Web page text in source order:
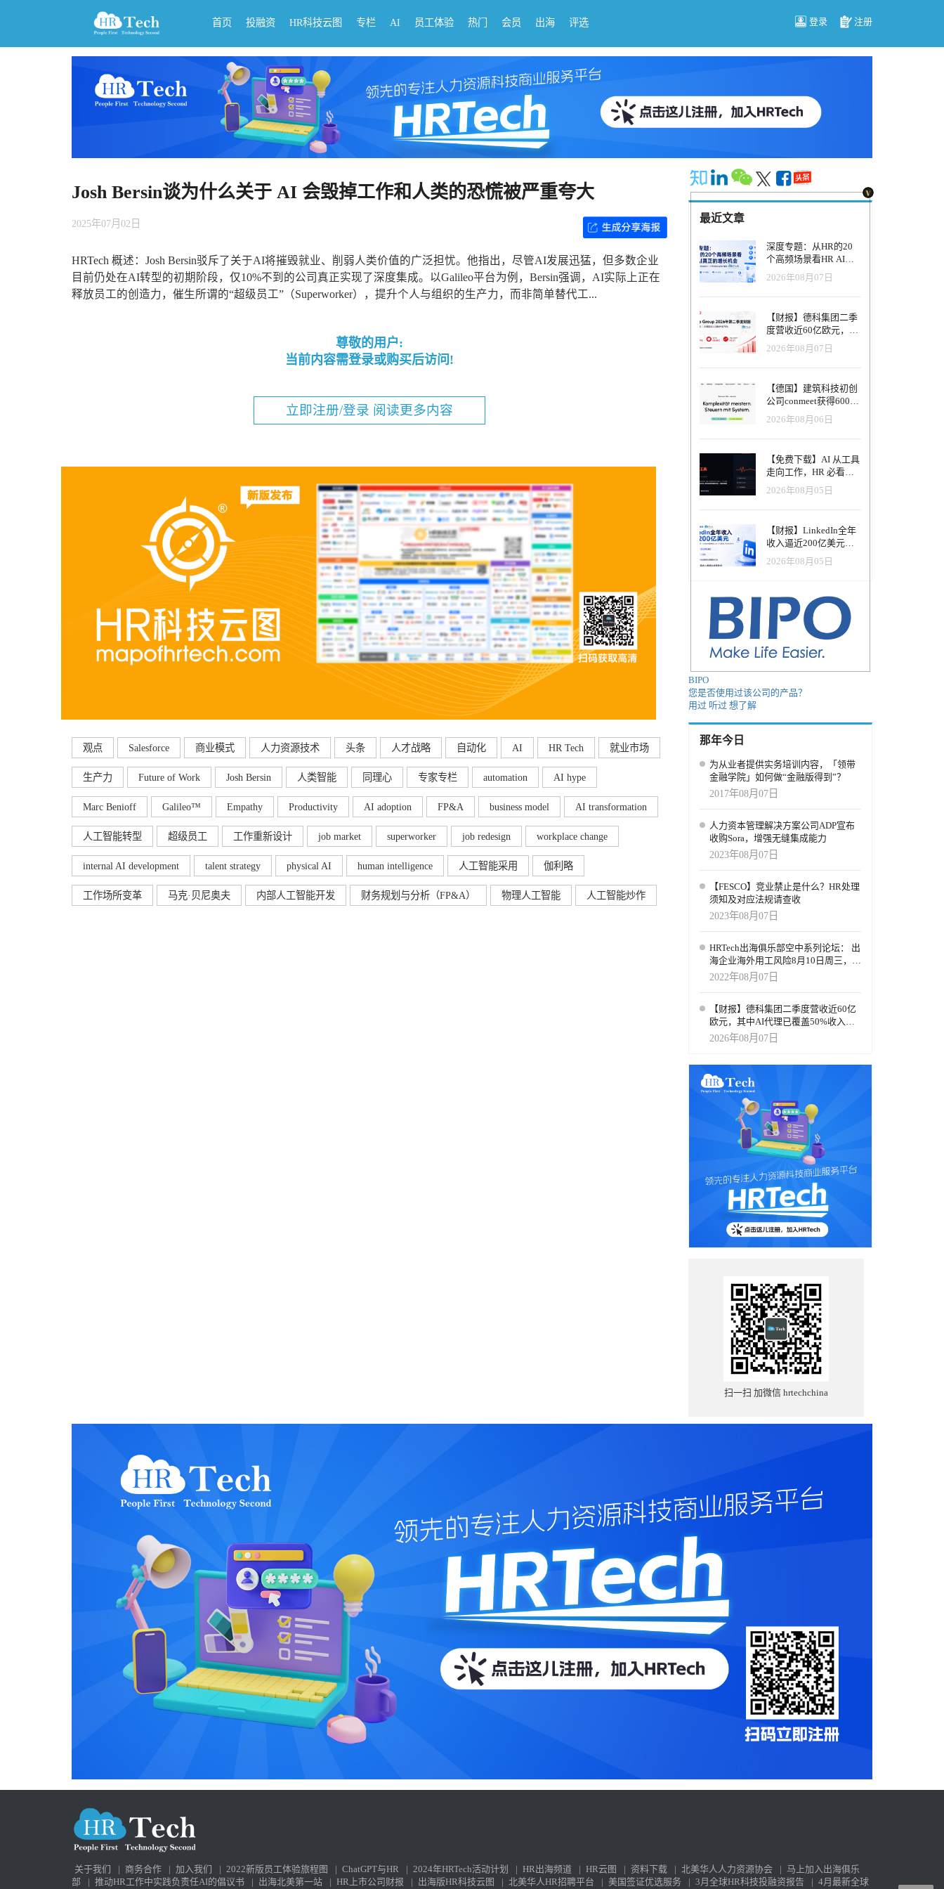
首页 投融资 HR科技云图 专栏 AI 员工体验 热门 会员 出海 评选 登录 注册
Josh Bersin谈为什么关于 AI 会毁掉工作和人类的恐慌被严重夸大
2025年07月02日
HRTech 概述：Josh Bersin驳斥了关于AI将摧毁就业、削弱人类价值的广泛担忧。他指出，尽管AI发展迅猛，但多数企业
目前仍处在AI转型的初期阶段，仅10%不到的公司真正实现了深度集成。以Galileo平台为例，Bersin强调，AI实际上正在
释放员工的创造力，催生所谓的“超级员工”（Superworker），提升个人与组织的生产力，而非简单替代工...
尊敬的用户:
当前内容需登录或购买后访问!
立即注册/登录 阅读更多内容
观点 Salesforce 商业模式 人力资源技术 头条 人才战略 自动化 AI HR Tech 就业市场
生产力 Future of Work Josh Bersin 人类智能 同理心 专家专栏 automation AI hype
Marc Benioff Galileo™ Empathy Productivity AI adoption FP&A business model AI transformation
人工智能转型 超级员工 工作重新设计 job market superworker job redesign workplace change
internal AI development talent strategy physical AI human intelligence 人工智能采用 伽利略
工作场所变革 马克·贝尼奥夫 内部人工智能开发 财务规划与分析（FP&A） 物理人工智能 人工智能炒作
最近文章
深度专题：从HR的20
个高频场景看HR AI真
正的增长机会
2026年08月07日
【财报】德科集团二季
度营收近60亿欧元，其
中AI代理已覆盖50%收
入，招聘服务进入运营
重构阶段
2026年08月07日
【德国】建筑科技初创
公司conmeet获得600万
欧元种子轮融资，用于
打造面向贸易和建筑行
业的AI操作系统
2026年08月06日
【免费下载】AI 从工具
走向工作，HR 必看五
大变革｜2026 年 8 月
HRTech 行业观察报告
2026年08月05日
【财报】LinkedIn全年
收入逼近200亿美元，
AI招聘产品进入规模化
应用阶段
2026年08月05日
BIPO
您是否使用过该公司的产品？
用过 听过 想了解
那年今日
为从业者提供实务培训内容，「领带
金融学院」如何做“金融版得到”？
2017年08月07日
人力资本管理解决方案公司ADP宣布
收购Sora，增强无缝集成能力
2023年08月07日
【FESCO】竞业禁止是什么？HR处理
须知及对应法规请查收
2023年08月07日
HRTech出海俱乐部空中系列论坛： 出
海企业海外用工风险8月10日周三，火
热报名中
2022年08月07日
【财报】德科集团二季度营收近60亿
欧元，其中AI代理已覆盖50%收入，
招聘服务进入运营重构阶段
2026年08月07日
扫一扫 加微信 hrtechchina
关于我们 | 商务合作 | 加入我们 | 2022新版员工体验旅程图 | ChatGPT与HR | 2024年HRTech活动计划 | HR出海频道 | HR云图 | 资料下载 | 北美华人人力资源协会 | 马上加入出海俱乐
部
| 推动HR工作中实践负责任AI的倡议书 | 出海北美第一站 | HR上市公司财报 | 出海版HR科技云图 | 北美华人HR招聘平台 | 美国签证优选服务 | 3月全球HR科技投融资报告 | 4月最新全球